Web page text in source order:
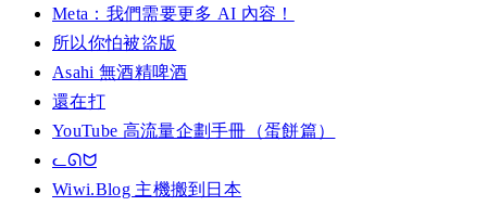
Meta：我們需要更多 AI 內容！
所以你怕被盜版
Asahi 無酒精啤酒
還在打
YouTube 高流量企劃手冊（蛋餅篇）
ᓚᘏᗢ
Wiwi.Blog 主機搬到日本